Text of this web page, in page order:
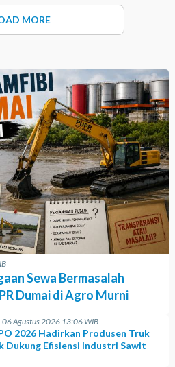
MORE
Sewa Bermasalah
Dumai di Agro Murni
06 Agustus 2026 13:06 WIB
2026 Hadirkan Produsen Truk
Dukung Efisiensi Industri Sawit